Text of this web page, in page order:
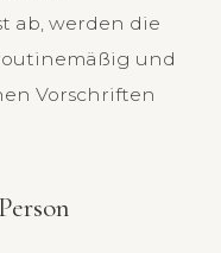
ab, werden die
und
Vorschriften